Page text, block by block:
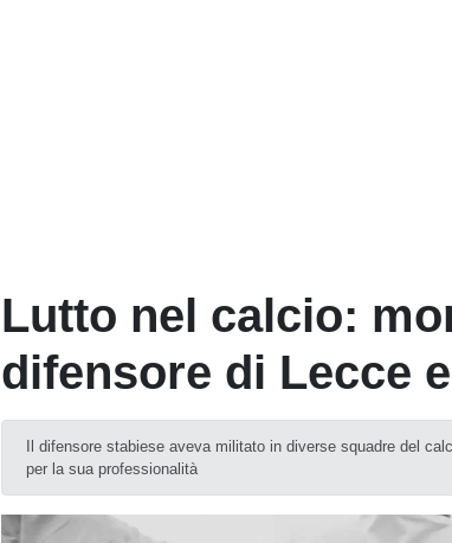
Lutto nel calcio:
difensore di Lecce
Il difensore stabiese aveva militato in diverse squadre del
per la sua professionalità